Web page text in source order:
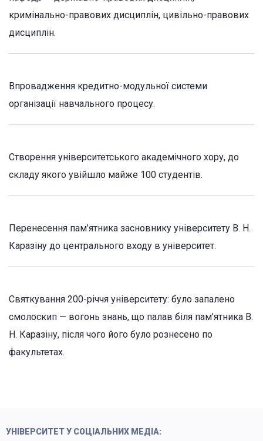
кримінально-правових дисциплін, цивільно-правових
дисциплін.
Впровадження кредитно-модульної системи
організації навчального процесу.
Створення університетського академічного хору, до
складу якого увійшло майже 100 студентів.
Перенесення пам’ятника засновнику університету В. Н.
Каразіну до центрального входу в університет.
Святкування 200-річчя університету: було запалено
смолоскип — вогонь знань, що палав біля пам’ятника В.
Н. Каразіну, після чого його було рознесено по
факультетах.
УНІВЕРСИТЕТ У СОЦІАЛЬНИХ МЕДІА: